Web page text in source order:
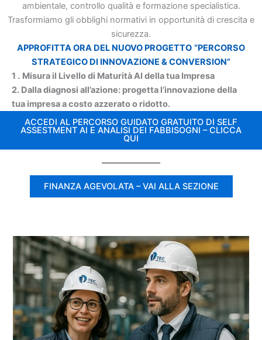
ambientale, controllo qualità e formazione specialistica.
Trasformiamo gli obblighi normativi in opportunità di crescita e
sicurezza.
APPROFITTA ORA DEL NUOVO PROGETTO “PERCORSO
STRATEGICO DI INNOVAZIONE & CONVERSION”
1 . Misura il Livello di Maturità AI della tua Impresa
2. Dalla diagnosi all’azione: progetta l’innovazione della
tua impresa a costo azzerato o ridotto.
ACCEDI AL PERCORSO GUIDATO GRATUITO DI SELF
ASSESTMENT AI E ANALISI DEI FABBISOGNI – CLICCA
QUI
FINANZA AGEVOLATA – VAI ALLA SEZIONE